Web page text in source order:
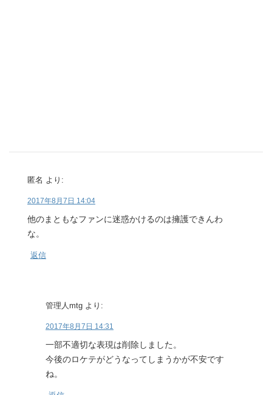
匿名 より:
2017年8月7日 14:04
他のまともなファンに迷惑かけるのは擁護できんわ
な。
返信
管理人mtg より:
2017年8月7日 14:31
一部不適切な表現は削除しました。
今後のロケテがどうなってしまうかが不安です
ね。